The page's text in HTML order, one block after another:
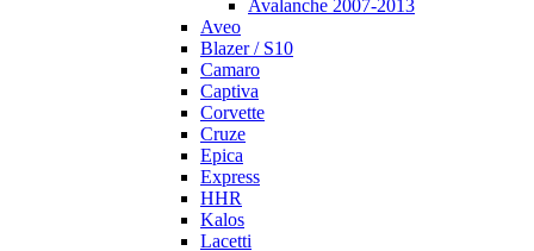
Avalanche 2007-2013
Aveo
Blazer / S10
Camaro
Captiva
Corvette
Cruze
Epica
Express
HHR
Kalos
Lacetti